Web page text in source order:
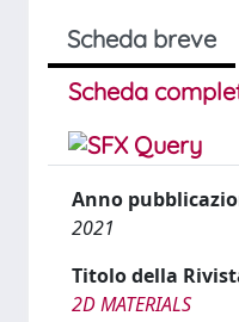
Scheda breve
Scheda
Anno
2021
Titolo della
2D MATERIALS